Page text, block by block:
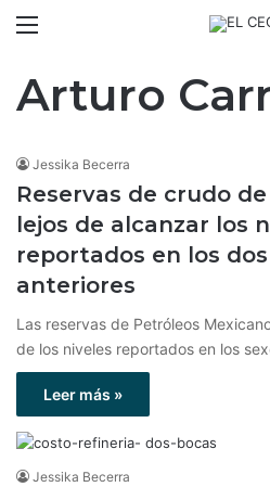
Arturo
Jessika Becerra
Reservas de crudo
lejos de alcanzar los
reportados en los
anteriores
Las reservas de Petróleos
de los niveles reportados en los
Leer más »
Jessika Becerra